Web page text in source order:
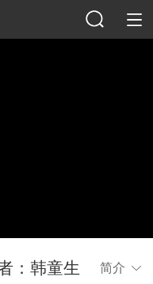
：韩童生
简介